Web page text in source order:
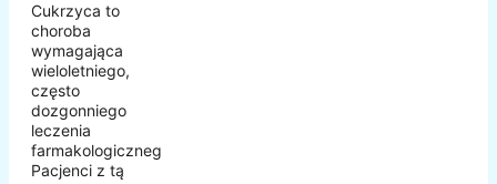
Cukrzyca to
choroba
wymagająca
wieloletniego,
często
dozgonniego
leczenia
farmakologicznego.
Pacjenci z tą